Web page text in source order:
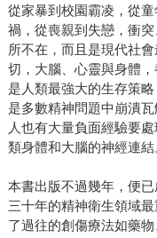
從家暴到校園霸凌，從
禍，從喪親到失戀，衝
所不在，而且是現代社
切，大腦、心靈與身體
是人類最強大的生存策
是多數精神問題中崩潰
人也有大量負面經驗要
類身體和大腦的神經連結
本書出版不過幾年，便
三十年的精神衛生領域
了過往的創傷療法如藥